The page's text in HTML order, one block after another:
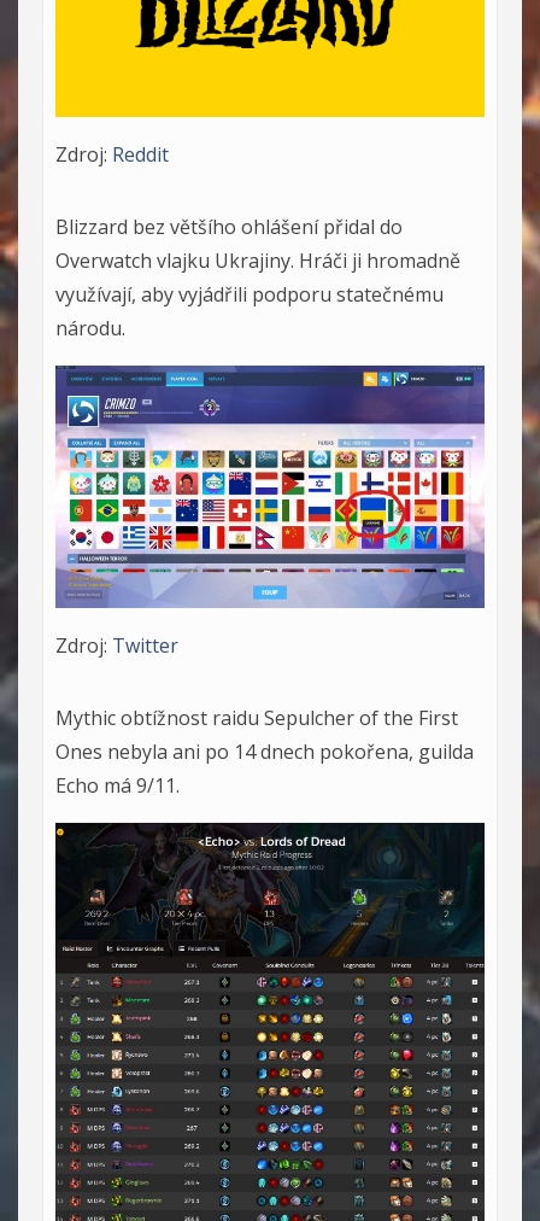
Zdroj: Reddit
Blizzard bez většího ohlášení přidal do
Overwatch vlajku Ukrajiny. Hráči ji hromadně
využívají, aby vyjádřili podporu statečnému
národu.
Zdroj: Twitter
Mythic obtížnost raidu Sepulcher of the First
Ones nebyla ani po 14 dnech pokořena, guilda
Echo má 9/11.